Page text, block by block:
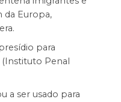
da Europa,
para
Penal
a ser usado para